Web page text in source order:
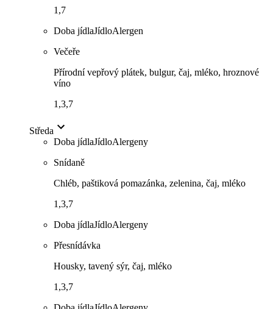
1,7
Doba jídlaJídloAlergen
Večeře
Přírodní vepřový plátek, bulgur, čaj, mléko, hroznové
víno
1,3,7
Středa
Doba jídlaJídloAlergeny
Snídaně
Chléb, paštiková pomazánka, zelenina, čaj, mléko
1,3,7
Doba jídlaJídloAlergeny
Přesnídávka
Housky, tavený sýr, čaj, mléko
1,3,7